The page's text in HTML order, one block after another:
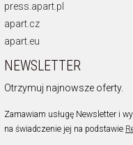
press.apart.pl
apart.cz
apart.eu
NEWSLETTER
Otrzymuj najnowsze oferty.
Zamawiam usługę Newsletter i
na świadczenie jej na podstawie